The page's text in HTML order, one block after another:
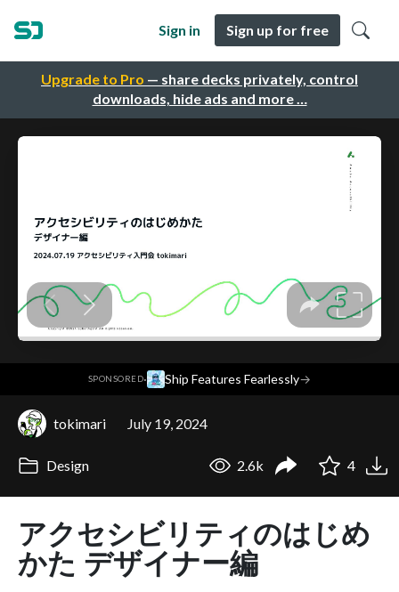
Upgrade to Pro — share decks privately, control
downloads, hide ads and more …
Sign in Sign up for free
SPONSORED· Ship Features Fearlessly→
tokimari July 19, 2024
Design 2.6k 4
アクセシビリティのはじめ
かた デザイナー編